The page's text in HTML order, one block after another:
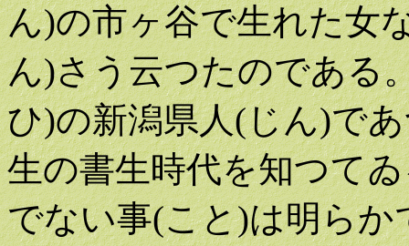
ん)の市ヶ谷で生れた女
ん)さう云つたのである
ひ)の新潟県人(じん)で
生の書生時代を知つて
でない事(こと)は明ら